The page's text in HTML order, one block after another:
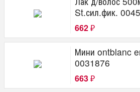
St.сил.фик.
662 ₽
Мини ontblanc
0031876
663 ₽